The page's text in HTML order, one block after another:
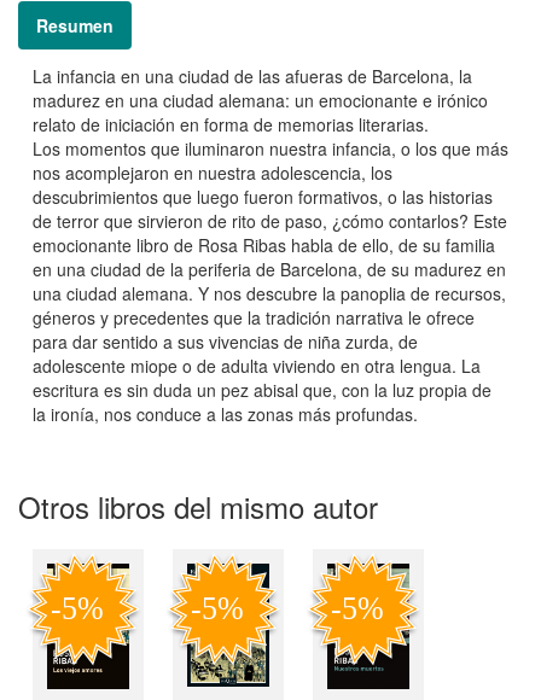
Resumen
La infancia en una ciudad de las afueras de Barcelona, la
madurez en una ciudad alemana: un emocionante e irónico
relato de iniciación en forma de memorias literarias.
Los momentos que iluminaron nuestra infancia, o los que más
nos acomplejaron en nuestra adolescencia, los
descubrimientos que luego fueron formativos, o las historias
de terror que sirvieron de rito de paso, ¿cómo contarlos? Este
emocionante libro de Rosa Ribas habla de ello, de su familia
en una ciudad de la periferia de Barcelona, de su madurez en
una ciudad alemana. Y nos descubre la panoplia de recursos,
géneros y precedentes que la tradición narrativa le ofrece
para dar sentido a sus vivencias de niña zurda, de
adolescente miope o de adulta viviendo en otra lengua. La
escritura es sin duda un pez abisal que, con la luz propia de
la ironía, nos conduce a las zonas más profundas.
Otros libros del mismo autor